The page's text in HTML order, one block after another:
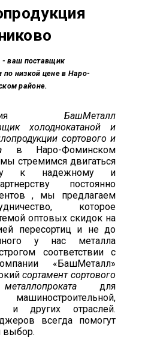
ваш поставщик
по низкой цене в Наро-
районе.
БашМеталл
холоднокатаной и
сортового и
в Наро-Фоминском
стремимся двигаться
к надежному и
постоянно
, мы предлагаем
которое
оптовых скидок на
пересортиц и не до
у нас металла
соответствии с
«БашМеталл»
сортамент сортового
для
и других отраслей.
всегда помогут
выбор.